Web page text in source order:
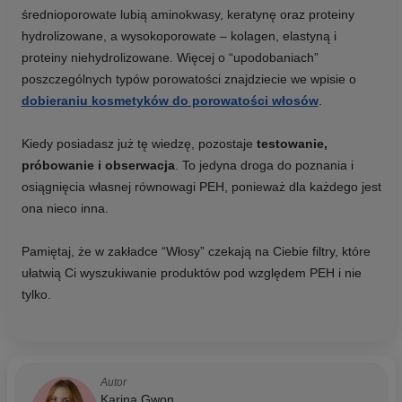
średnioporowate lubią aminokwasy, keratynę oraz proteiny
hydrolizowane, a wysokoporowate – kolagen, elastyną i
proteiny niehydrolizowane. Więcej o “upodobaniach”
poszczególnych typów porowatości znajdziecie we wpisie o
dobieraniu kosmetyków do porowatości włosów.
Kiedy posiadasz już tę wiedzę, pozostaje testowanie,
próbowanie i obserwacja. To jedyna droga do poznania i
osiągnięcia własnej równowagi PEH, ponieważ dla każdego jest
ona nieco inna.
Pamiętaj, że w zakładce “Włosy” czekają na Ciebie filtry, które
ułatwią Ci wyszukiwanie produktów pod względem PEH i nie
tylko.
Autor